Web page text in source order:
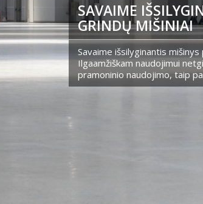
SAVAIME
GRINDŲ MIŠINIAI
Savaime išsilyginantis
Ilgaamžiškam naudojimui
pramoninio naudojimo, taip